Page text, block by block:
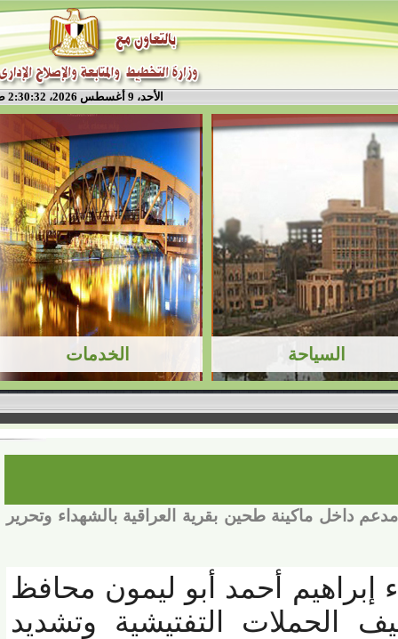
بلدى مدعم داخل ماكينة طحين بقرية العراقية بالشهداء وتحرير
أحمد أبو ليمون محافظ
الحملات التفتيشية وتشديد